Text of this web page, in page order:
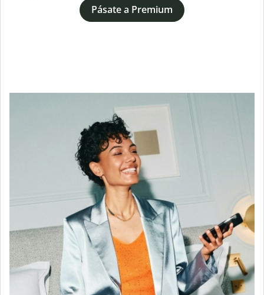
Pásate a Premium